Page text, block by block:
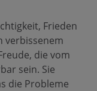
Frieden
verbissenem
die vom
sein. Sie
die Probleme